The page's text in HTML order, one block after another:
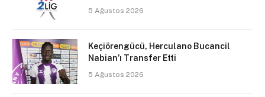
5 Ağustos 2026
Keçiörengücü, Herculano Bucancil
Nabian’ı Transfer Etti
5 Ağustos 2026